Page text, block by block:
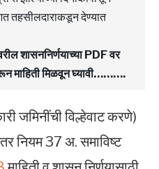
तहसीलदाराकडून देण्यात
शासननिर्णयाच्या PDF वर
मिळवून घ्यावी……….
जमिनींची विल्हेवाट करणे)
नियम 37 अ. समाविष्ट